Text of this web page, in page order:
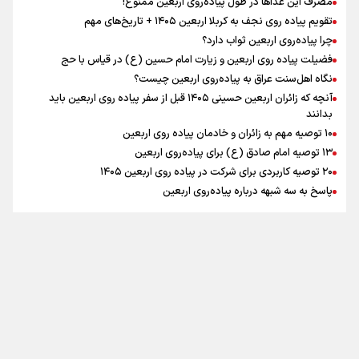
اقتدار علمی و استقلال ملی؛ میراث رهبر شهید که با خون
ماندگار شد
اینفو برنا / جدول کامل فاصله مرز شلمچه تا شهرهای زیارتی
عراق
تقویم پیاده روی نجف به کربلا اربعین ۱۴۰۵ + تاریخ‌های مهم
چرا پیاده‌روی اربعین ثواب دارد؟
فضیلت پیاده روی اربعین و زیارت امام حسین (ع) در قیاس با حج
نگاه اهل‌سنت عراق به پیاده‌روی اربعین چیست؟
آنچه که زائران اربعین حسینی ۱۴۰۵ قبل از سفر پیاده روی اربعین باید
بدانند
۱۰ توصیه مهم به زائران و خادمان پیاده روی اربعین
۱۳ توصیه امام صادق (ع) برای پیاده‌روی اربعین
۲۰ توصیه کاربردی برای شرکت در پیاده روی اربعین ۱۴۰۵
پاسخ به سه‌ شبهه درباره پیاده‌روی اربعین